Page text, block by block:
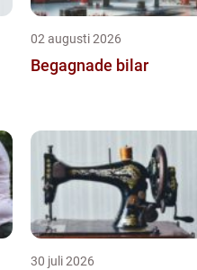
02 augusti 2026
Begagnade bilar
30 juli 2026